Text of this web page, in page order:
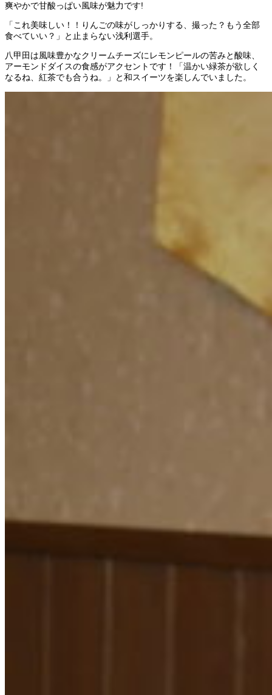
爽やかで甘酸っぱい風味が魅力です!
「これ美味しい！！りんごの味がしっかりする、撮った？もう全部
食べていい？」と止まらない浅利選手。
八甲田は風味豊かなクリームチーズにレモンピールの苦みと酸味、
アーモンドダイスの食感がアクセントです！「温かい緑茶が欲しく
なるね、紅茶でも合うね。」と和スイーツを楽しんでいました。